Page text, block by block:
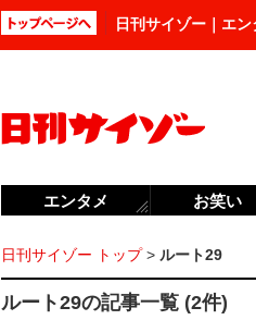
日刊サイゾー｜エ
日刊サイゾー トップ> ルート29
ルート29の記事一覧 (2件)
エンタメ お笑い